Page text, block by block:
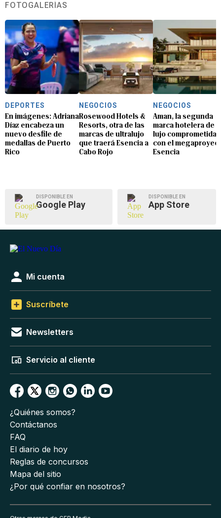
FOTOGALERÍAS
DEPORTES
En imágenes: Adriana
Díaz encabeza un
nuevo desfile de
medallas de Puerto
Rico
NEGOCIOS
Rosewood Hotels &
Resorts, otra de las
marcas de ultralujo
que traerá Esencia a
Cabo Rojo
NEGOCIOS
Aman, la segunda
marca hotelera de
lujo comprometida
con el
Esencia
DISPONIBLE EN
Google Play
DISPONIBLE EN
App Store
Mi cuenta
Suscríbete
Newsletters
Servicio al cliente
¿Quiénes somos?
Contáctanos
FAQ
El diario de hoy
Reglas de concursos
Mapa del sitio
¿Por qué confiar en nosotros?